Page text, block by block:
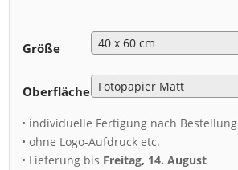
Größe
Oberfläche
• individuelle Fertigung nach Bestellung
• ohne Logo-Aufdruck etc.
• Lieferung bis Freitag, 14. August